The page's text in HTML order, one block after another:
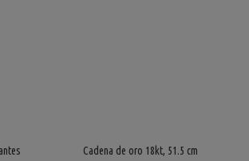
Cadena de oro 18kt, 51.5 cm